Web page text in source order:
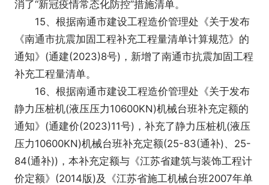
消了“新冠疫情常态化防控”措施清单。
15、根据南通市建设工程造价管理处《关于发布
《南通市抗震加固工程补充工程量清单计算规范》的
通知》(通建(2023)8号)，新增了南通市抗震加固工程
补充工程量清单。
16、根据南通市建设工程造价管理处《关于发布
静力压桩机(液压压力10600KN)机械台班补充定额的
通知》(通建价(2023)11号)，补充了静力压桩机(液压
压力10600KN)机械台班补充定额(25-83(通补)、25-
84(通补))，本补充定额与《江苏省建筑与装饰工程计
价定额》(2014版)及《江苏省施工机械台班2007年单